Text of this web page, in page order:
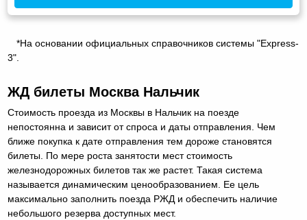
*На основании официальных справочников системы "Express-
3".
ЖД билеты Москва Нальчик
Стоимость проезда из Москвы в Нальчик на поезде
непостоянна и зависит от спроса и даты отправления. Чем
ближе покупка к дате отправления тем дороже становятся
билеты. По мере роста занятости мест стоимость
железнодорожных билетов так же растет. Такая система
называется динамическим ценообразованием. Ее цель
максимально заполнить поезда РЖД и обеспечить наличие
небольшого резерва доступных мест.